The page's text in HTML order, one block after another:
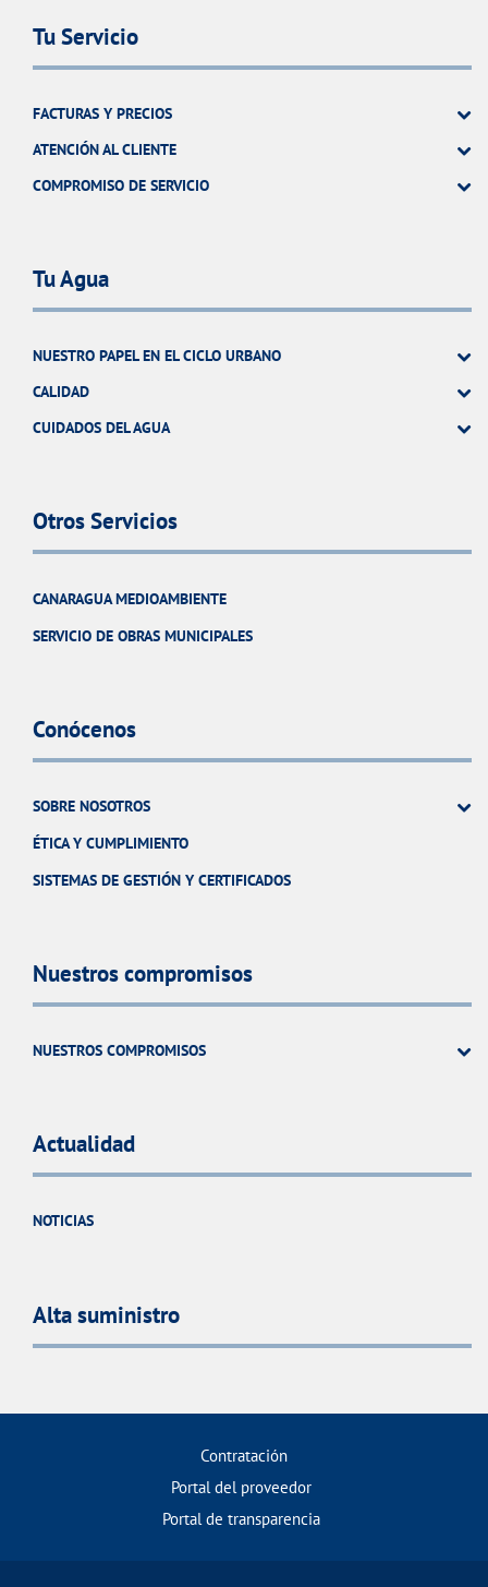
Tu Servicio
FACTURAS Y PRECIOS
ATENCIÓN AL CLIENTE
COMPROMISO DE SERVICIO
Tu Agua
NUESTRO PAPEL EN EL CICLO URBANO
CALIDAD
CUIDADOS DEL AGUA
Otros Servicios
CANARAGUA MEDIOAMBIENTE
SERVICIO DE OBRAS MUNICIPALES
Conócenos
SOBRE NOSOTROS
ÉTICA Y CUMPLIMIENTO
SISTEMAS DE GESTIÓN Y CERTIFICADOS
Nuestros compromisos
NUESTROS COMPROMISOS
Actualidad
NOTICIAS
Alta suministro
Contratación
Portal del proveedor
Portal de transparencia